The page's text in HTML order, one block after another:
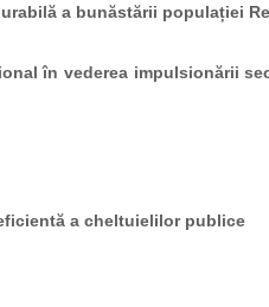
a bunăstării populației
în vederea impulsionării
a cheltuielilor publice